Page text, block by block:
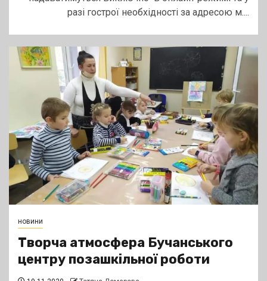
разі гострої необхідності за адресою м....
новини
Творча атмосфера Бучанського
центру позашкільної роботи